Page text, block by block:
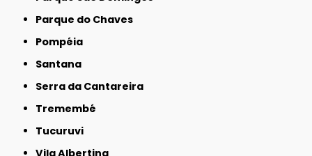
Parque do Chaves
Pompéia
Santana
Serra da Cantareira
Tremembé
Tucuruvi
Vila Albertina